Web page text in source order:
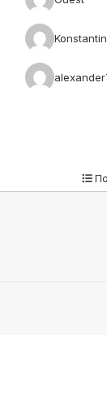
Konstantin